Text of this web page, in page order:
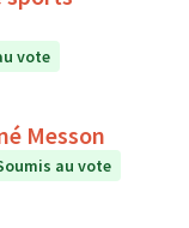
vote
Messon
au vote